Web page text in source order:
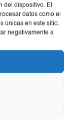
del dispositivo. El
datos como el
únicas en este sitio.
negativamente a